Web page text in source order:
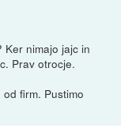
Ker nimajo jajc in
Prav otrocje.
firm. Pustimo